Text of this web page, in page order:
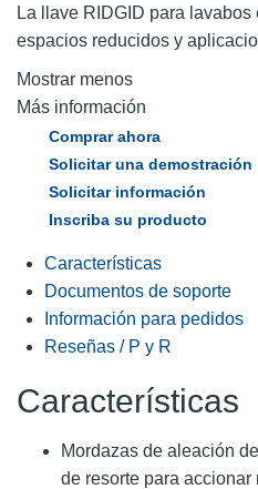
La llave RIDGID para
espacios reducidos y
Mostrar menos
Más información
Comprar ahora
Solicitar una demostración
Solicitar información
Inscriba su producto
Características
Documentos de soporte
Información para pedidos
Reseñas / P y R
Características
Mordazas de aleación
de resorte para